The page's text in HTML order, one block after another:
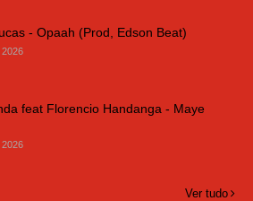
- Opaah (Prod, Edson Beat)
feat Florencio Handanga - Maye
Ver tudo